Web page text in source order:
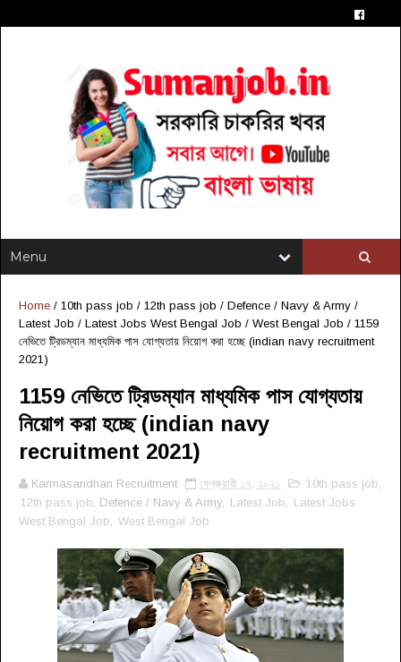
Home / 10th pass job / 12th pass job / Defence / Navy & Army /
Latest Job / Latest Jobs West Bengal Job / West Bengal Job / 1159
নেভিতে ট্রিডম্যান মাধ্যমিক পাস যোগ্যতায় নিয়োগ করা হচ্ছে (indian navy recruitment
2021)
1159 নেভিতে ট্রিডম্যান মাধ্যমিক পাস যোগ্যতায়
নিয়োগ করা হচ্ছে (indian navy
recruitment 2021)
Karmasandhan Recruitment ফেব্রুয়ারী ১৭, ২০২১ 10th pass job
12th pass job , Defence / Navy & Army, Latest Job
Latest Jobs
West Bengal Job
West Bengal Job